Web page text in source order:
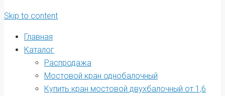
Skip to content
Главная
Каталог
Распродажа
Мостовой кран однобалочный
Купить кран мостовой двухбалочный от 1,6